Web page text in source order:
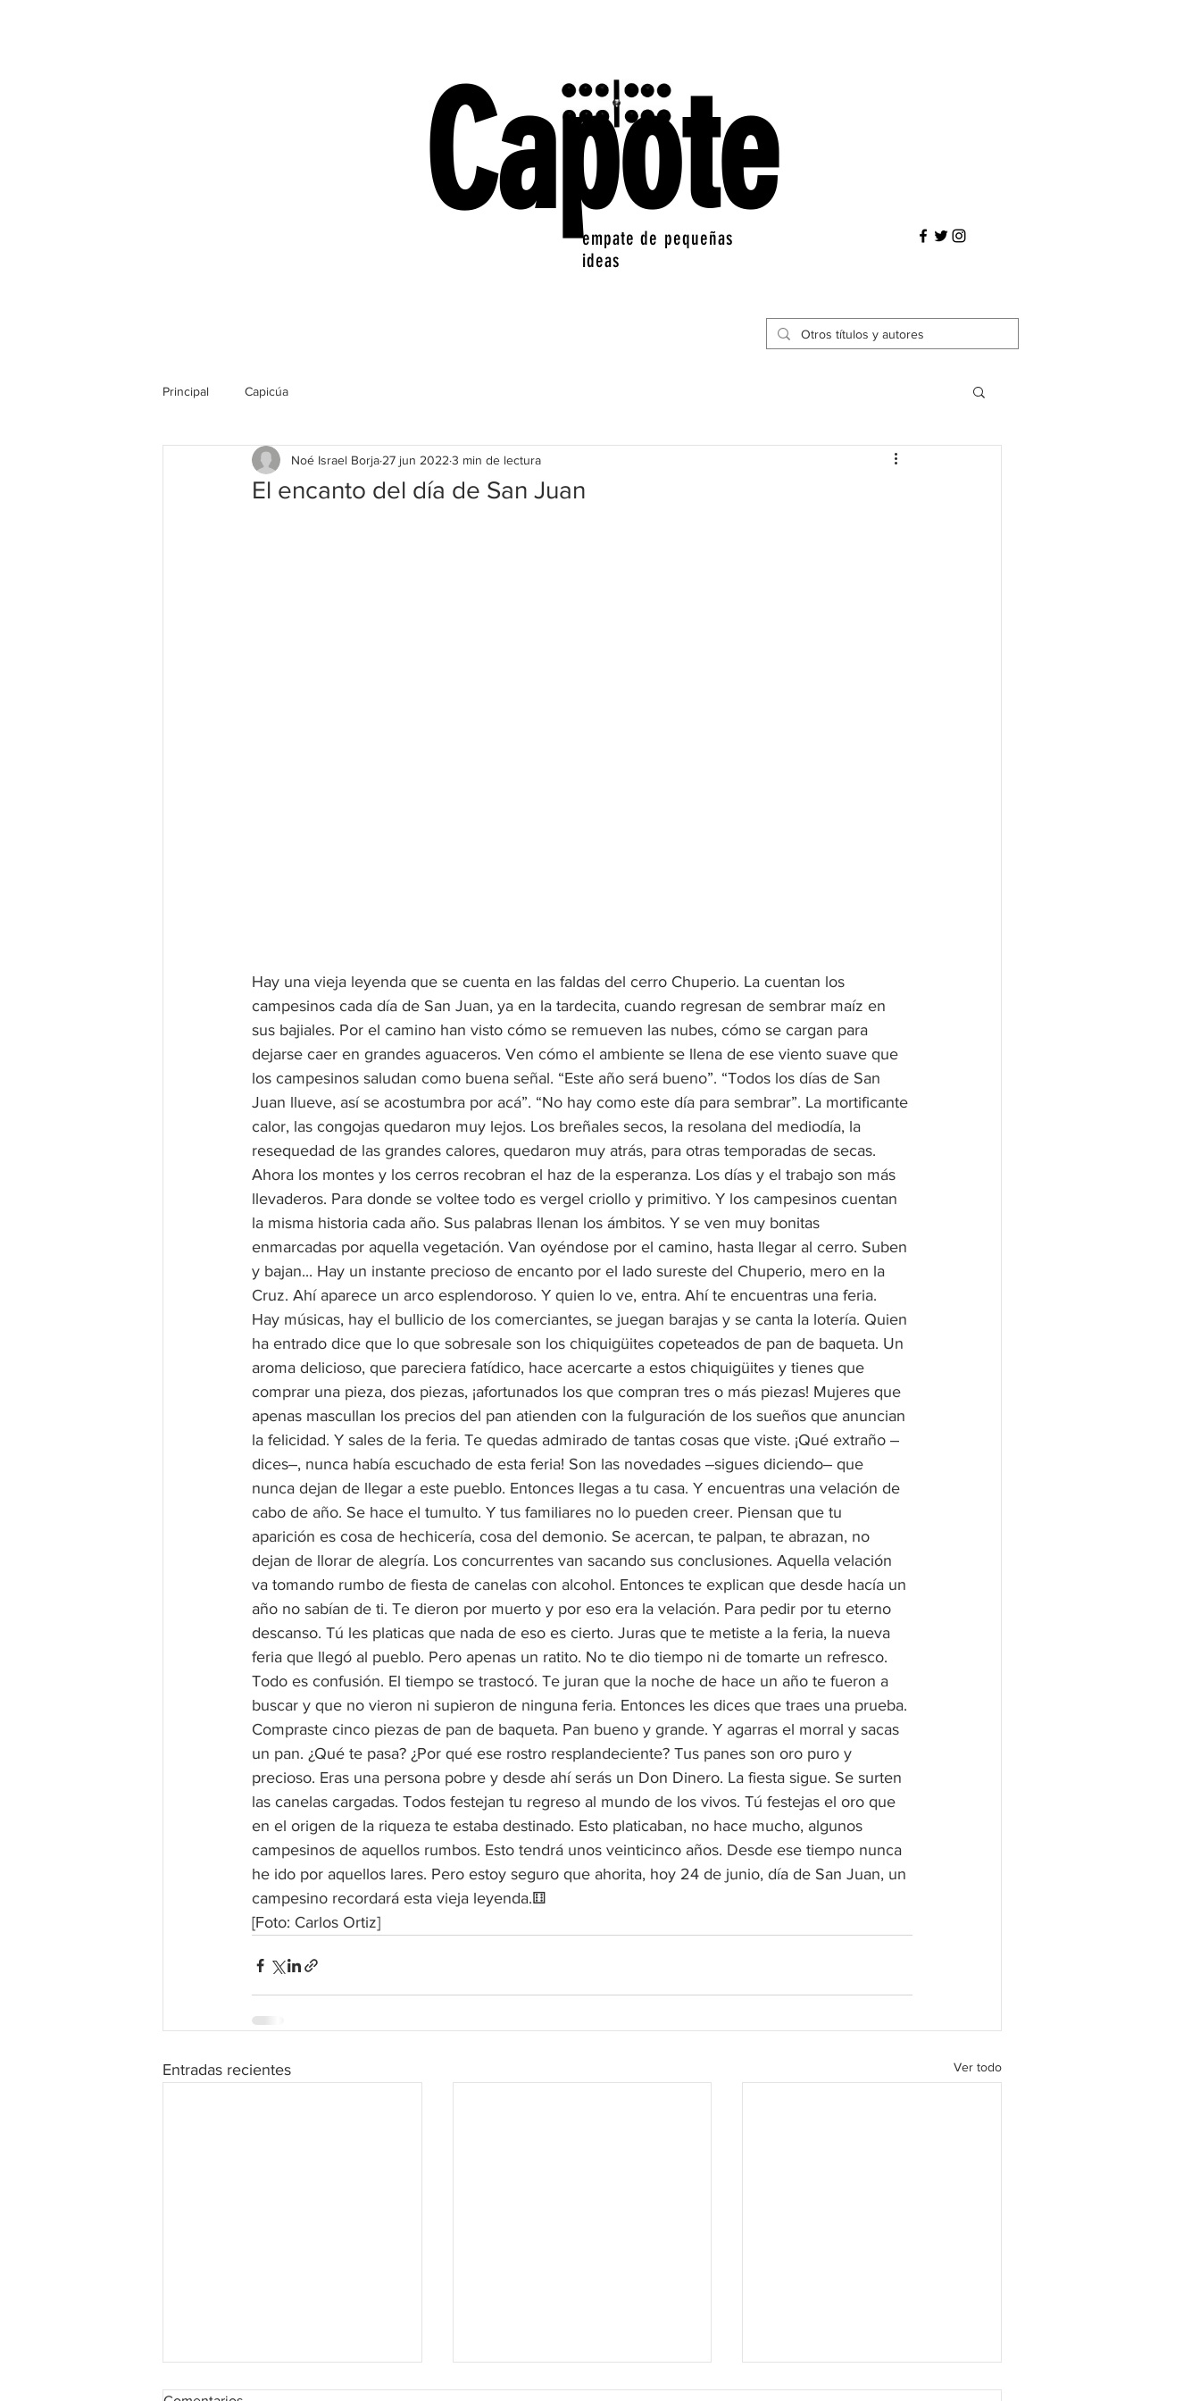
Capote
empate de pequeñas
ideas
Principal Capicúa
El encanto del día de San Juan
Noé Israel Borja 27 jun 2022 3 min de lectura
Hay una vieja leyenda que se cuenta en las faldas del cerro Chuperio. La cuentan los
campesinos cada día de San Juan, ya en la tardecita, cuando regresan de sembrar maíz en
sus bajiales. Por el camino han visto cómo se remueven las nubes, cómo se cargan para
dejarse caer en grandes aguaceros. Ven cómo el ambiente se llena de ese viento suave que
los campesinos saludan como buena señal. “Este año será bueno”. “Todos los días de San
Juan llueve, así se acostumbra por acá”. “No hay como este día para sembrar”. La mortificante
calor, las congojas quedaron muy lejos. Los breñales secos, la resolana del mediodía, la
resequedad de las grandes calores, quedaron muy atrás, para otras temporadas de secas.
Ahora los montes y los cerros recobran el haz de la esperanza. Los días y el trabajo son más
llevaderos. Para donde se voltee todo es vergel criollo y primitivo. Y los campesinos cuentan
la misma historia cada año. Sus palabras llenan los ámbitos. Y se ven muy bonitas
enmarcadas por aquella vegetación. Van oyéndose por el camino, hasta llegar al cerro. Suben
y bajan... Hay un instante precioso de encanto por el lado sureste del Chuperio, mero en la
Cruz. Ahí aparece un arco esplendoroso. Y quien lo ve, entra. Ahí te encuentras una feria.
Hay músicas, hay el bullicio de los comerciantes, se juegan barajas y se canta la lotería. Quien
ha entrado dice que lo que sobresale son los chiquigüites copeteados de pan de baqueta. Un
aroma delicioso, que pareciera fatídico, hace acercarte a estos chiquigüites y tienes que
comprar una pieza, dos piezas, ¡afortunados los que compran tres o más piezas! Mujeres que
apenas mascullan los precios del pan atienden con la fulguración de los sueños que anuncian
la felicidad. Y sales de la feria. Te quedas admirado de tantas cosas que viste. ¡Qué extraño ‒
dices‒, nunca había escuchado de esta feria! Son las novedades ‒sigues diciendo‒ que
nunca dejan de llegar a este pueblo. Entonces llegas a tu casa. Y encuentras una velación de
cabo de año. Se hace el tumulto. Y tus familiares no lo pueden creer. Piensan que tu
aparición es cosa de hechicería, cosa del demonio. Se acercan, te palpan, te abrazan, no
dejan de llorar de alegría. Los concurrentes van sacando sus conclusiones. Aquella velación
va tomando rumbo de fiesta de canelas con alcohol. Entonces te explican que desde hacía un
año no sabían de ti. Te dieron por muerto y por eso era la velación. Para pedir por tu eterno
descanso. Tú les platicas que nada de eso es cierto. Juras que te metiste a la feria, la nueva
feria que llegó al pueblo. Pero apenas un ratito. No te dio tiempo ni de tomarte un refresco.
Todo es confusión. El tiempo se trastocó. Te juran que la noche de hace un año te fueron a
buscar y que no vieron ni supieron de ninguna feria. Entonces les dices que traes una prueba.
Compraste cinco piezas de pan de baqueta. Pan bueno y grande. Y agarras el morral y sacas
un pan. ¿Qué te pasa? ¿Por qué ese rostro resplandeciente? Tus panes son oro puro y
precioso. Eras una persona pobre y desde ahí serás un Don Dinero. La fiesta sigue. Se surten
las canelas cargadas. Todos festejan tu regreso al mundo de los vivos. Tú festejas el oro que
en el origen de la riqueza te estaba destinado. Esto platicaban, no hace mucho, algunos
campesinos de aquellos rumbos. Esto tendrá unos veinticinco años. Desde ese tiempo nunca
he ido por aquellos lares. Pero estoy seguro que ahorita, hoy 24 de junio, día de San Juan, un
campesino recordará esta vieja leyenda.⚅
[Foto: Carlos Ortiz]
Entradas recientes Ver todo